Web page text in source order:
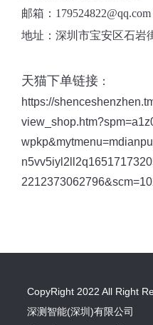
邮箱：179524822@qq.com
地址：深圳市宝安区石岩
天猫下单链接 ：
https://
CopyRight 2022 All Right
深测智能(深圳)有限公司